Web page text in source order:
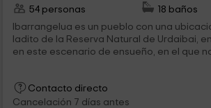
54 personas
18 baños
Ibarrangelua es un pueblo con una
ladito de la Reserva Natural de Urdaibai,
en este escenario de ensueño, en el que
perfectas para que disfrutes del encanto y
sus interiores, y para que tengas el mejor
Contacto directo
Cancelación 7 días antes